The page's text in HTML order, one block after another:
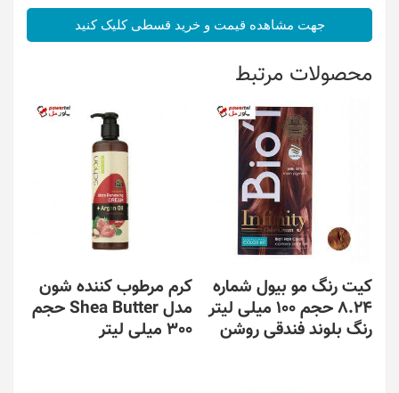
جهت مشاهده قیمت و خرید قسطی کلیک کنید
محصولات مرتبط
کیت رنگ مو بیول شماره
8.24 حجم 100 میلی لیتر
رنگ بلوند فندقی روشن
کرم مرطوب کننده شون
مدل Shea Butter حجم
300 میلی لیتر